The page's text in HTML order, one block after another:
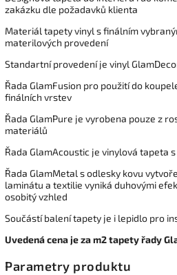
zakázku dle požadavků klienta
Materiál tapety vinyl s finálním
materilových provedení
Standartní provedení je vinyl
Řada GlamFusion pro použití do
finálních vrstev
Řada GlamPure je vyrobena pouze z
materiálů
Řada GlamAcoustic je vinylová tapeta
Řada GlamMetal s odlesky kovu
laminátu a textilie vyniká duhovými
osobitý vzhled
Součástí balení tapety je i lepidlo pro
Uvedená cena je za m2 tapety řady
Parametry produktu